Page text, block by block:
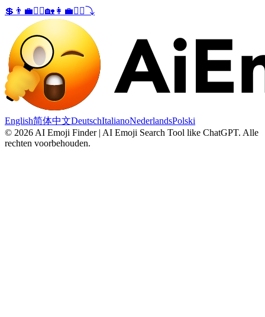
💲 👨‍💼👮‍♂️🏡 👩‍💼👮‍♀️ ⤵️
English简体中文DeutschItalianoNederlandsPolski
© 2026 AI Emoji Finder | AI Emoji Search Tool like ChatGPT. Alle
rechten voorbehouden.